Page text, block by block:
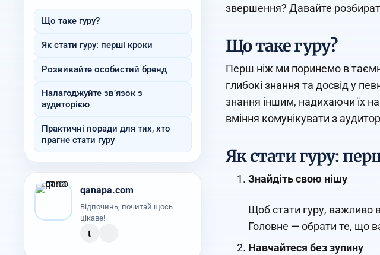
Що таке гуру?
Як стати гуру: перші кроки
Розвивайте особистий бренд
Налагоджуйте зв’язок з
аудиторією
Практичні поради для тих, хто
прагне стати гуру
qanapa.com
Відпочинь, почитай щось
цікаве!
t
звершення? Давайте
Що таке гуру?
Перш ніж ми поринемо в
глибокі знання та досвід у
знання іншим, надихаючи їх
вміння комунікувати з
Як стати гуру:
Знайдіть свою нішу
Щоб стати гуру, важливо
Головне — обрати те, що
Навчайтеся без зупину